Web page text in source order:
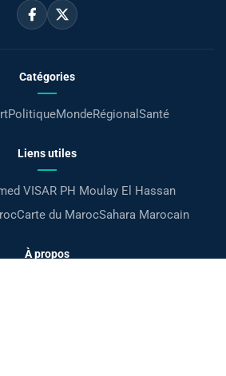
Catégories
PolitiqueMondeRégional Santé
Liens utiles
VISAR PH Moulay El Hassan
Carte du MarocSahara Marocain
À propos